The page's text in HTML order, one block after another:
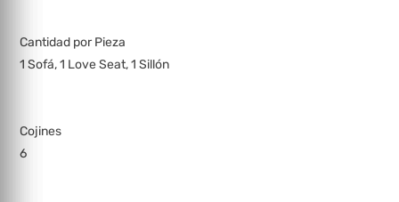
Cantidad por Pieza
1 Sofá, 1 Love Seat, 1 Sillón
Cojines
6